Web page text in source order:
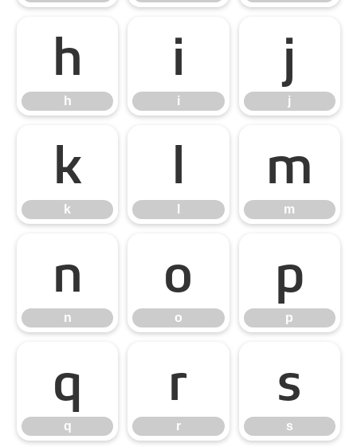
h
h
i
i
j
j
k
k
l m
m
n
n
o
o
p
p
q
q
r
r
s
s